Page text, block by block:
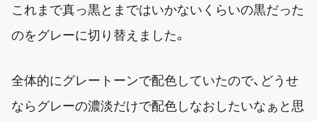
これまで真っ黒とまではいかないくらいの黒だった
のをグレーに切り替えました。
全体的にグレートーンで配色していたので、どうせ
ならグレーの濃淡だけで配色しなおしたいなぁと思